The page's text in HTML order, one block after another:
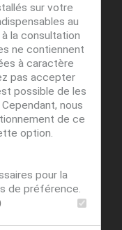
sur votre
au
la consultation
ne contiennent
à caractère
pas accepter
possible de les
nous
de ce
option.
pour la
de préférence.